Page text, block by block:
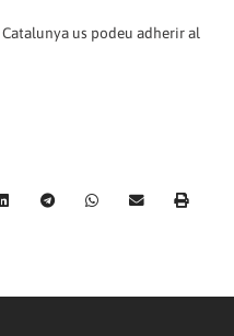
Catalunya us podeu adherir al